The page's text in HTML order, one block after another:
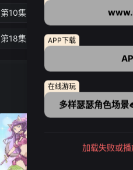
第10集
第18集 第19集
APP下载
在线游玩
多样瑟瑟角色场景
加载失败或